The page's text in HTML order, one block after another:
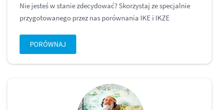
Nie jesteś w stanie zdecydować? Skorzystaj ze specjalnie
przygotowanego przez nas porównania IKE i IKZE
PORÓWNAJ